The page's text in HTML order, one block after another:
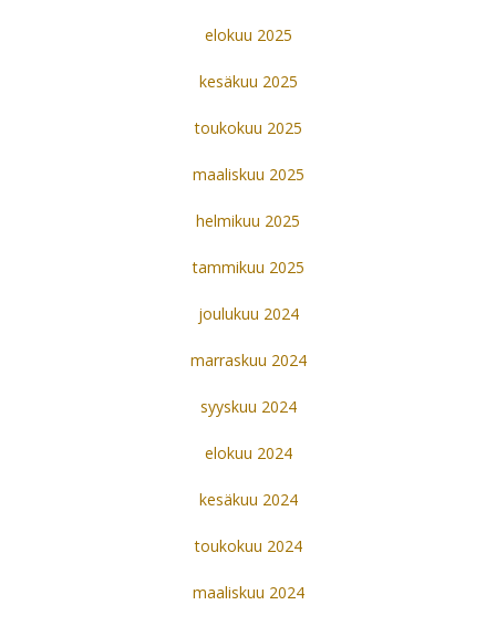
elokuu 2025
kesäkuu 2025
toukokuu 2025
maaliskuu 2025
helmikuu 2025
tammikuu 2025
joulukuu 2024
marraskuu 2024
syyskuu 2024
elokuu 2024
kesäkuu 2024
toukokuu 2024
maaliskuu 2024